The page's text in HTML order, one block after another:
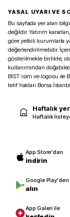
YASAL UYARI VE
Bu sayfada yer alan
değildir. Yatırım
göre yetkili kurumlarla
değerlendirilmelidir.
gösterilmekle birlikte,
kullanımından
BIST isim ve logosu ile
telif hakları Borsa
Haftalık
Haftalık
App Store'dan
indirin
Google Play'den
alın
App Galeri ile